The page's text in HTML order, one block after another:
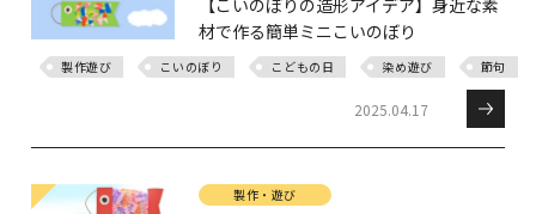
【こいのぼりの造形アイデア】身近な素
材で作る簡単ミニこいのぼり
製作遊び こいのぼり こどもの日 染め遊び 節句
2025.04.17
製作・遊び